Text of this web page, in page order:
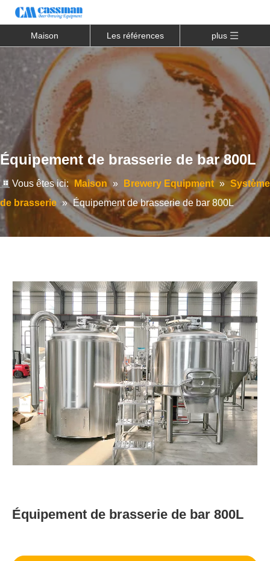
Maison Les références plus
Équipement de brasserie de bar 800L
Vous êtes ici: Maison » Brewery Equipment » Système
de brasserie » Équipement de brasserie de bar 800L
Équipement de brasserie de bar 800L